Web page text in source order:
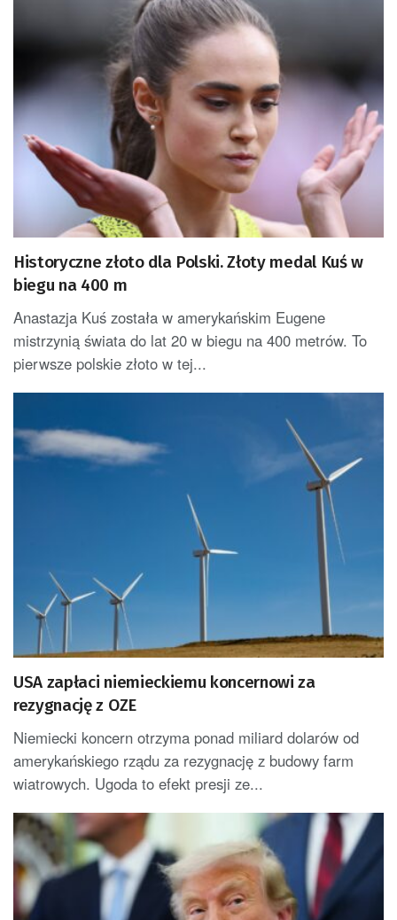
Historyczne złoto dla Polski. Złoty medal Kuś w
biegu na 400 m
Anastazja Kuś została w amerykańskim Eugene
mistrzynią świata do lat 20 w biegu na 400 metrów. To
pierwsze polskie złoto w tej...
USA zapłaci niemieckiemu koncernowi za
rezygnację z OZE
Niemiecki koncern otrzyma ponad miliard dolarów od
amerykańskiego rządu za rezygnację z budowy farm
wiatrowych. Ugoda to efekt presji ze...